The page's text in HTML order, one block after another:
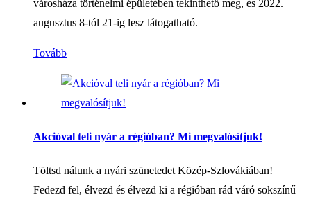
városháza történelmi épületében tekinthető meg, és 2022.
augusztus 8-tól 21-ig lesz látogatható.
Tovább
Akcióval teli nyár a régióban? Mi megvalósítjuk!
Töltsd nálunk a nyári szünetedet Közép-Szlovákiában!
Fedezd fel, élvezd és élvezd ki a régióban rád váró sokszínű